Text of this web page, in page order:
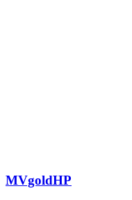
MVgoldHP